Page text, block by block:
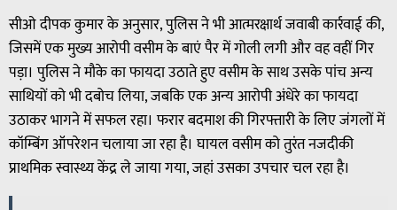
सीओ दीपक कुमार के अनुसार, पुलिस ने भी आत्मरक्षार्थ जवाबी कार्रवाई की,
जिसमें एक मुख्य आरोपी वसीम के बाएं पैर में गोली लगी और वह वहीं गिर
पड़ा। पुलिस ने मौके का फायदा उठाते हुए वसीम के साथ उसके पांच अन्य
साथियों को भी दबोच लिया, जबकि एक अन्य आरोपी अंधेरे का फायदा
उठाकर भागने में सफल रहा। फरार बदमाश की गिरफ्तारी के लिए जंगलों में
कॉम्बिंग ऑपरेशन चलाया जा रहा है। घायल वसीम को तुरंत नजदीकी
प्राथमिक स्वास्थ्य केंद्र ले जाया गया, जहां उसका उपचार चल रहा है।